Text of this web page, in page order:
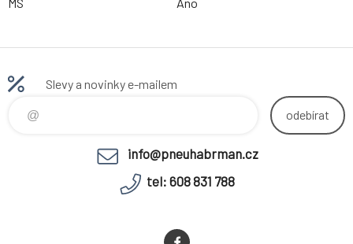
Slevy a novinky e-mailem
odebírat
info@pneuhabrman.cz
tel: 608 831 788